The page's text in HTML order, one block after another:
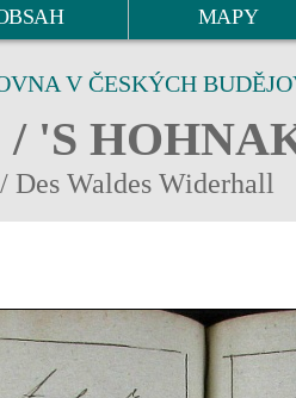
MAPY
V ČESKÝCH
'S
Des Waldes Widerhall